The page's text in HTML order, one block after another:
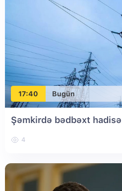
17:40 Bugün
Şəmkirdə bədbəxt hadisə
4